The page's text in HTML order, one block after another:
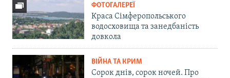
ФОТОГАЛЕРЕЇ
Краса Сімферопольського
водосховища та занедбаність
довкола
ВІЙНА ТА КРИМ
Сорок днів, сорок ночей. Про